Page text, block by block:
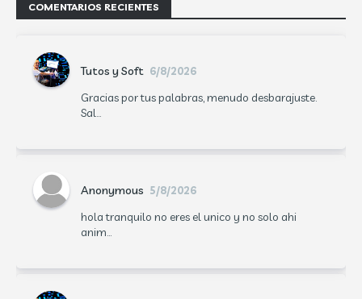
COMENTARIOS RECIENTES
Tutos y Soft 6/8/2026
Gracias por tus palabras, menudo desbarajuste.
Sal...
Anonymous 5/8/2026
hola tranquilo no eres el unico y no solo ahi
anim...